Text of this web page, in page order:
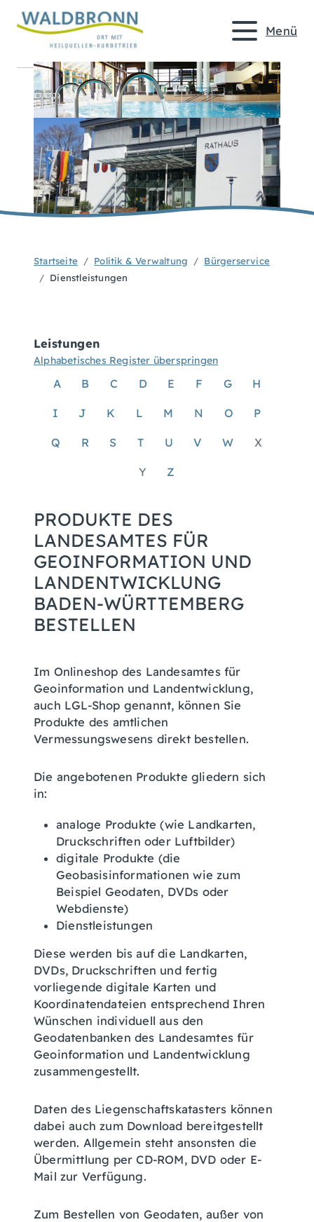
Menü
Startseite Politik & Verwaltung
Bürgerservice
Dienstleistungen
Leistungen
Alphabetisches Register überspringen
A B C D E F G H
I J K L M N O P
Q R S T U V W X
Y Z
PRODUKTE DES
LANDESAMTES FÜR
GEOINFORMATION UND
LANDENTWICKLUNG
BADEN-WÜRTTEMBERG
BESTELLEN
Im Onlineshop des Landesamtes für
Geoinformation und Landentwicklung,
auch LGL-Shop genannt, können Sie
Produkte des amtlichen
Vermessungswesens direkt bestellen.
Die angebotenen Produkte gliedern sich
in:
analoge Produkte (wie Landkarten,
Druckschriften oder Luftbilder)
digitale Produkte (die
Geobasisinformationen wie zum
Beispiel Geodaten, DVDs oder
Webdienste)
Dienstleistungen
Diese werden bis auf die Landkarten,
DVDs, Druckschriften und fertig
vorliegende digitale Karten und
Koordinatendateien entsprechend Ihren
Wünschen individuell aus den
Geodatenbanken des Landesamtes für
Geoinformation und Landentwicklung
zusammengestellt.
Daten des Liegenschaftskatasters können
dabei auch zum Download bereitgestellt
werden. Allgemein steht ansonsten die
Übermittlung per CD-ROM, DVD oder E-
Mail zur Verfügung.
Zum Bestellen von Geodaten, außer von